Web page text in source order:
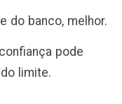
do banco, melhor.
pode
limite.